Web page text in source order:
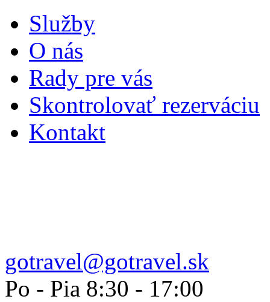
Služby
O nás
Rady pre vás
Skontrolovať rezerváciu
Kontakt
gotravel@gotravel.sk
Po - Pia 8:30 - 17:00